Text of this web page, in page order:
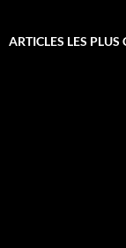
ARTICLES LES PLUS